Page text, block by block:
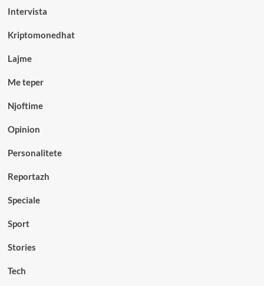
Intervista
Kriptomonedhat
Lajme
Me teper
Njoftime
Opinion
Personalitete
Reportazh
Speciale
Sport
Stories
Tech